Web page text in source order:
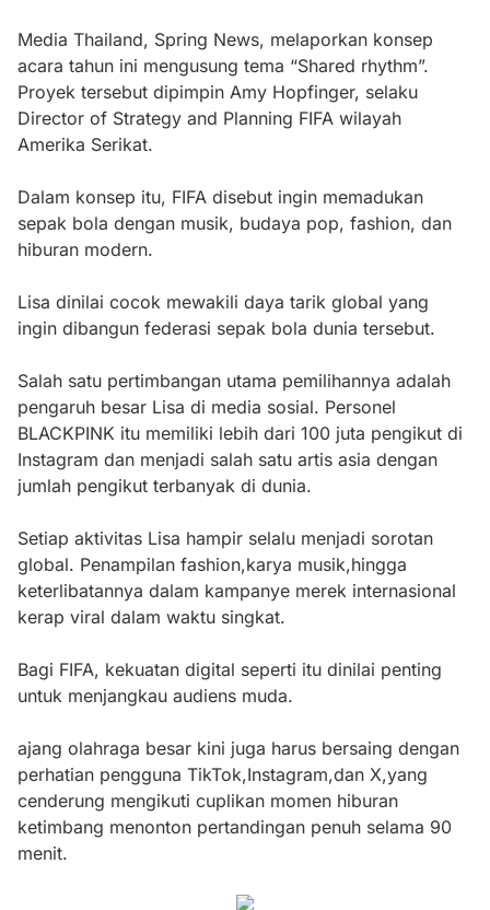
Media Thailand, Spring News, melaporkan konsep
acara tahun ini mengusung tema “Shared rhythm”.
Proyek tersebut dipimpin Amy Hopfinger, selaku
Director of Strategy and Planning FIFA wilayah
Amerika Serikat.
Dalam konsep itu, FIFA disebut ingin memadukan
sepak bola dengan musik, budaya pop, fashion, dan
hiburan modern.
Lisa dinilai cocok mewakili daya tarik global yang
ingin dibangun federasi sepak bola dunia tersebut.
Salah satu pertimbangan utama pemilihannya adalah
pengaruh besar Lisa di media sosial. Personel
BLACKPINK itu memiliki lebih dari 100 juta pengikut di
Instagram dan menjadi salah satu artis asia dengan
jumlah pengikut terbanyak di dunia.
Setiap aktivitas Lisa hampir selalu menjadi sorotan
global. Penampilan fashion,karya musik,hingga
keterlibatannya dalam kampanye merek internasional
kerap viral dalam waktu singkat.
Bagi FIFA, kekuatan digital seperti itu dinilai penting
untuk menjangkau audiens muda.
ajang olahraga besar kini juga harus bersaing dengan
perhatian pengguna TikTok,Instagram,dan X,yang
cenderung mengikuti cuplikan momen hiburan
ketimbang menonton pertandingan penuh selama 90
menit.